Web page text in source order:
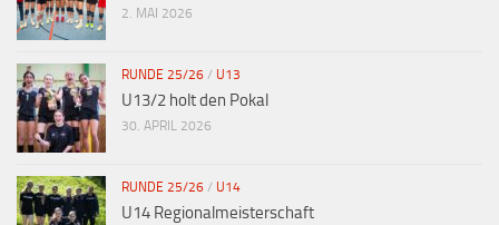
2. MAI 2026
RUNDE 25/26 / U13
U13/2 holt den Pokal
30. APRIL 2026
RUNDE 25/26 / U14
U14 Regionalmeisterschaft